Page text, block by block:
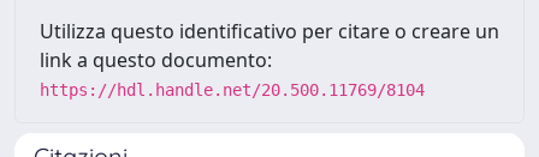
Utilizza questo identificativo per citare o creare un
link a questo documento:
https://hdl.handle.net/20.500.11769/8104